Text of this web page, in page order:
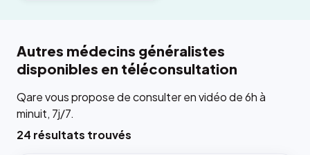
Autres médecins généralistes
disponibles en téléconsultation
Qare vous propose de consulter en vidéo de 6h à
minuit, 7j/7.
24 résultats trouvés